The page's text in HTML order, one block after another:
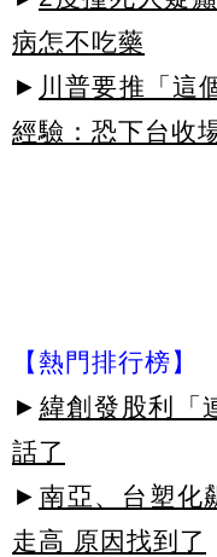
病怎不吃藥
► 川普要推「這
經驗：恐下台收
【熱門排行榜】
► 緯創發股利「
話了
► 南亞、台塑化
走高 原因找到了